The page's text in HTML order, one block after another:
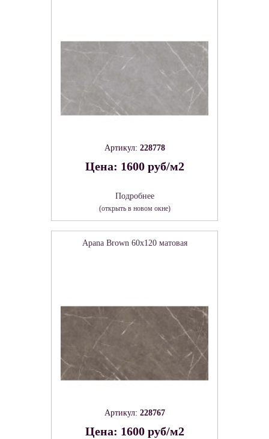
Артикул: 228778
Цена: 1600 руб/м2
Подробнее
(открыть в новом окне)
Apana Brown 60х120 матовая
Артикул: 228767
Цена: 1600 руб/м2